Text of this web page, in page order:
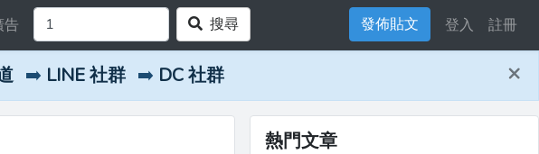
告 搜尋 發佈貼文 登入 註冊
➡️ LINE 社群 ➡️ DC 社群 ×
熱門文章